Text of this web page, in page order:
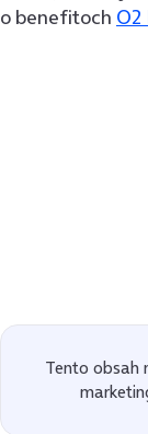
o benefitoch
Tento obsah